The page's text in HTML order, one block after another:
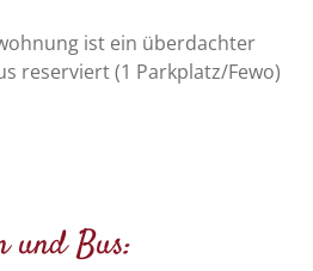
ist ein überdachter
reserviert (1 Parkplatz/Fewo)
und Bus: